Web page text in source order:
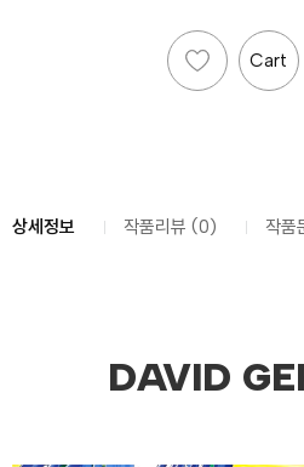
Cart
상세정보 작품리뷰 (0) 작품
DAVID